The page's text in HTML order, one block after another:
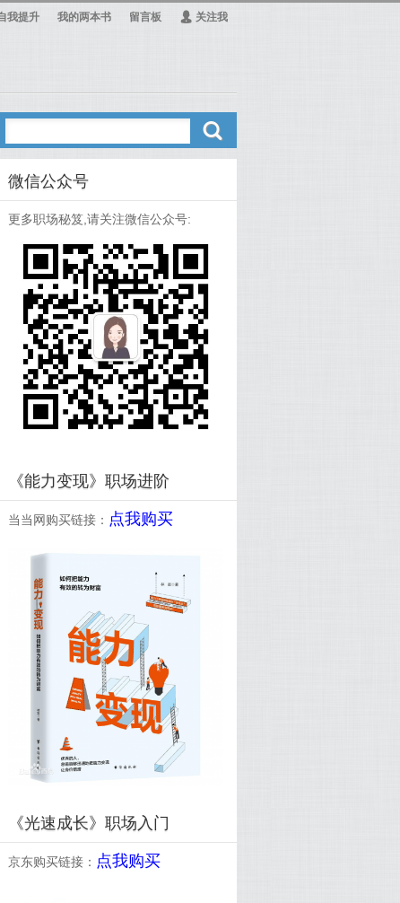
我提升 我的两本书 留言板 Ą 关注我
ő
微信公众号
更多职场秘笈,请关注微信公众号:
《能力变现》职场进阶
当当网购买链接： 点我购买
《光速成长》职场入门
京东购买链接： 点我购买